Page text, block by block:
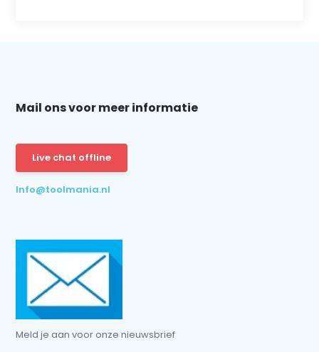
Mail ons voor meer informatie
Live chat offline
Info@toolmania.nl
Meld je aan voor onze nieuwsbrief